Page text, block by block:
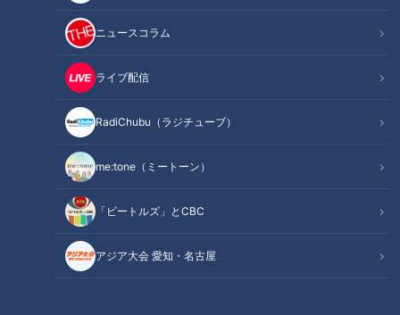
ニュースコラム
ライブ配信
RadiChubu（ラジチューブ）
me:tone（ミートーン）
「ビートルズ」とCBC
アジア大会 愛知・名古屋